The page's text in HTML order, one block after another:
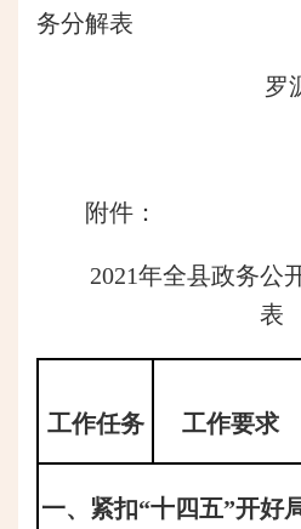
务分解表
罗源
附件：
2021年全县政务公
表
工作任务 工作要求
一、紧扣“十四五”开好